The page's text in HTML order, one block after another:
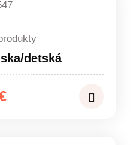
detská
Price